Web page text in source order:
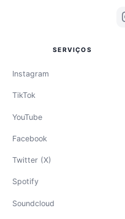
SERVIÇOS
Instagram
TikTok
YouTube
Facebook
Twitter (X)
Spotify
Soundcloud